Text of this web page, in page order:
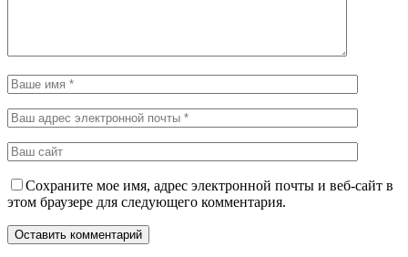
Сохраните мое имя, адрес электронной почты и веб-сайт в
этом браузере для следующего комментария.